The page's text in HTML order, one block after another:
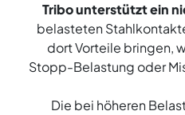
Tribo unterstützt ein
belasteten
dort Vorteile bringen,
Stopp-Belastung oder
Die bei höheren